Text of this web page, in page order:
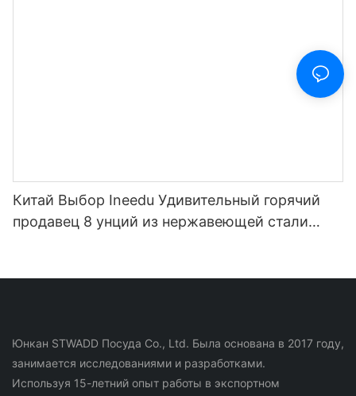
Китай Выбор Ineedu Удивительный горячий
продавец 8 унций из нержавеющей стали
Юнкан STWADD Посуда Co., Ltd. Была основана в 2017 году,
занимается исследованиями и разработками.
Используя 15-летний опыт работы в экспортном